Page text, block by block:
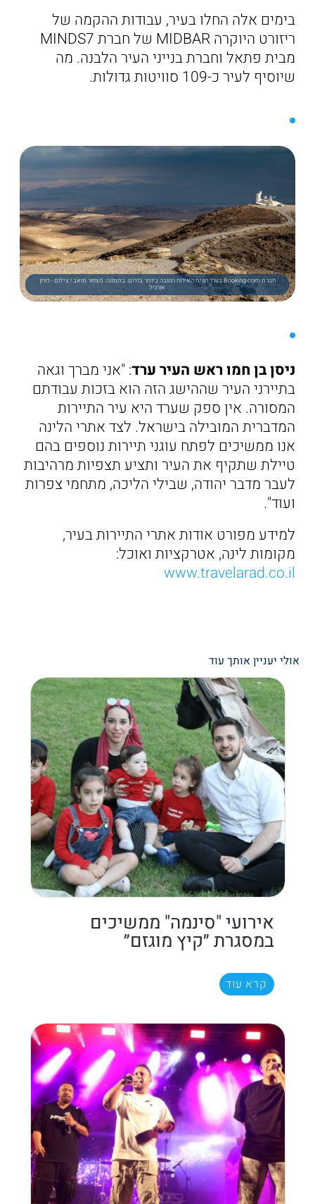
בימים אלה החלו בעיר, עבודות ההקמה של
ריזורט היוקרה MIDBAR של חברת MINDS7
מבית פתאל וחברת בנייני העיר הלבנה. מה
שיוסיף לעיר כ-109 סוויטות גדולות.
חברת Booking.com בערד חווית האירוח הטובה ביותר בדרום. בתמונה: מצפור מואב ! צילום - דורון
אורגיל
ניסן בן חמו ראש העיר ערד: "אני מברך וגאה
בתיירני העיר שההישג הזה הוא בזכות עבודתם
המסורה. אין ספק שערד היא עיר התיירות
המדברית המובילה בישראל. לצד אתרי הלינה
אנו ממשיכים לפתח עוגני תיירות נוספים בהם
טיילת שתקיף את העיר ותציע תצפיות מרהיבות
לעבר מדבר יהודה, שבילי הליכה, מתחמי צפרות
ועוד".
למידע מפורט אודות אתרי התיירות בעיר,
מקומות לינה, אטרקציות ואוכל:
www.travelarad.co.il
אולי יעניין אותך עוד
אירועי "סינמה" ממשיכים
במסגרת ״קיץ מוגזם״
קרא עוד